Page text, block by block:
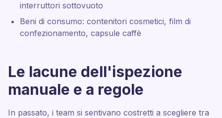
interruttori sottovuoto
Beni di consumo: contenitori cosmetici, film di
confezionamento, capsule caffè
Le lacune dell'ispezione
manuale e a regole
In passato, i team si sentivano costretti a scegliere tra